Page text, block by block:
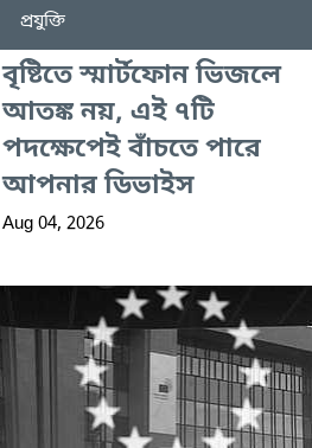
প্রযুক্তি
বৃষ্টিতে স্মার্টফোন ভিজলে
আতঙ্ক নয়, এই ৭টি
পদক্ষেপেই বাঁচতে পারে
আপনার ডিভাইস
Aug 04, 2026